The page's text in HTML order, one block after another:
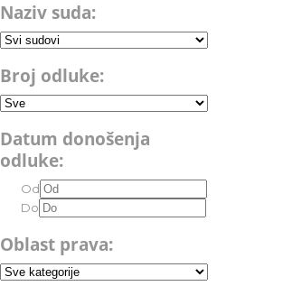
Naziv suda:
Broj odluke:
Datum donošenja
odluke:
Od
Do
Oblast prava: